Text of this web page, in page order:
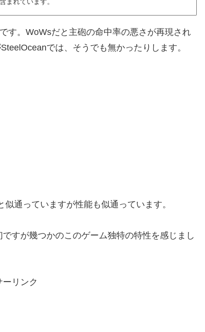
まれています。
す。WoWsだと主砲の命中率の悪さが再現され
では、そうでも無かったりします。
通っていますが性能も似通っています。
すが幾つかのこのゲーム独特の特性を感じまし
ーリンク